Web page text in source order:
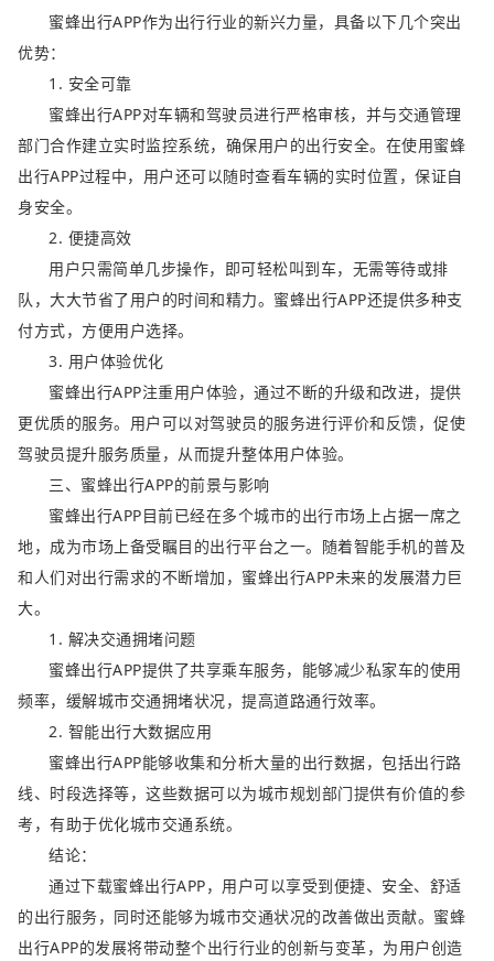
蜜蜂出行APP作为出行行业的新兴力量，具备以下几个突出
优势：
1. 安全可靠
蜜蜂出行APP对车辆和驾驶员进行严格审核，并与交通管理
部门合作建立实时监控系统，确保用户的出行安全。在使用蜜蜂
出行APP过程中，用户还可以随时查看车辆的实时位置，保证自
身安全。
2. 便捷高效
用户只需简单几步操作，即可轻松叫到车，无需等待或排
队，大大节省了用户的时间和精力。蜜蜂出行APP还提供多种支
付方式，方便用户选择。
3. 用户体验优化
蜜蜂出行APP注重用户体验，通过不断的升级和改进，提供
更优质的服务。用户可以对驾驶员的服务进行评价和反馈，促使
驾驶员提升服务质量，从而提升整体用户体验。
三、蜜蜂出行APP的前景与影响
蜜蜂出行APP目前已经在多个城市的出行市场上占据一席之
地，成为市场上备受瞩目的出行平台之一。随着智能手机的普及
和人们对出行需求的不断增加，蜜蜂出行APP未来的发展潜力巨
大。
1. 解决交通拥堵问题
蜜蜂出行APP提供了共享乘车服务，能够减少私家车的使用
频率，缓解城市交通拥堵状况，提高道路通行效率。
2. 智能出行大数据应用
蜜蜂出行APP能够收集和分析大量的出行数据，包括出行路
线、时段选择等，这些数据可以为城市规划部门提供有价值的参
考，有助于优化城市交通系统。
结论：
通过下载蜜蜂出行APP，用户可以享受到便捷、安全、舒适
的出行服务，同时还能够为城市交通状况的改善做出贡献。蜜蜂
出行APP的发展将带动整个出行行业的创新与变革，为用户创造